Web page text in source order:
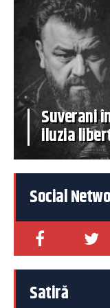
Suverani
iluzia
Social
Satiră